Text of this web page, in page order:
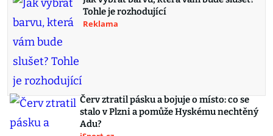
Tohle je rozhodující
Reklama
Červ ztratil pásku a bojuje o místo: co se
stalo v Plzni a pomůže Hyskému nechtěný
Adu?